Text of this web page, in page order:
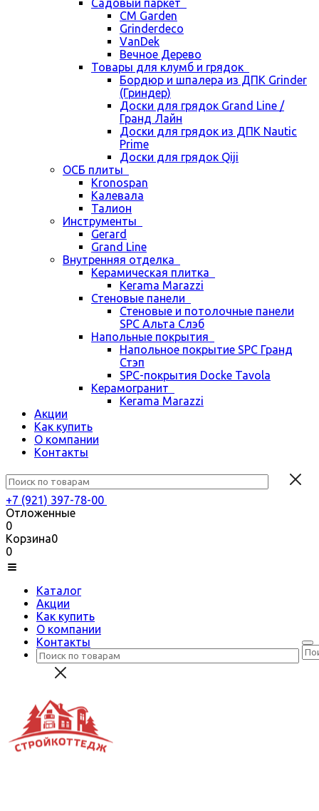
Садовый паркет
CM Garden
Grinderdeco
VanDek
Вечное Дерево
Товары для клумб и грядок
Бордюр и шпалера из ДПК Grinder
(Гриндер)
Доски для грядок Grand Line /
Гранд Лайн
Доски для грядок из ДПК Nautic
Prime
Доски для грядок Qiji
ОСБ плиты
Kronospan
Калевала
Талион
Инструменты
Gerard
Grand Line
Внутренняя отделка
Керамическая плитка
Kerama Marazzi
Стеновые панели
Стеновые и потолочные панели
SPC Альта Слэб
Напольные покрытия
Напольное покрытие SPC Гранд
Стэп
SPC-покрытия Docke Tavola
Керамогранит
Kerama Marazzi
Акции
Как купить
О компании
Контакты
+7 (921) 397-78-00
Отложенные
0
Корзина0
0
Каталог
Акции
Как купить
О компании
Контакты